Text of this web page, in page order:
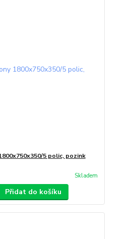
5 polic, pozink
Skladem
Přidat do košíku